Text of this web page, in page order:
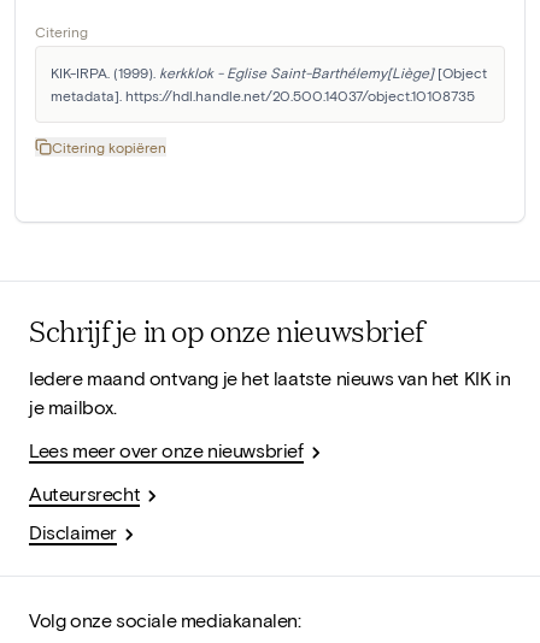
Citering
KIK-IRPA. (1999). kerkklok - Eglise Saint-Barthélemy[Liège] [Object
metadata]. https://hdl.handle.net/20.500.14037/object.10108735
Citering kopiëren
Schrijf je in op onze nieuwsbrief
Iedere maand ontvang je het laatste nieuws van het KIK in
je mailbox.
Lees meer over onze nieuwsbrief
Auteursrecht
Disclaimer
Volg onze sociale mediakanalen: